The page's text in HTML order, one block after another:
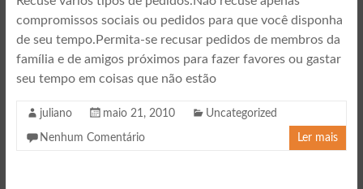
compromissos sociais ou pedidos para que você disponha
de seu tempo.Permita-se recusar pedidos de membros da
família e de amigos próximos para fazer favores ou gastar
seu tempo em coisas que não estão
juliano maio 21, 2010 Uncategorized
Nenhum Comentário Ler mais